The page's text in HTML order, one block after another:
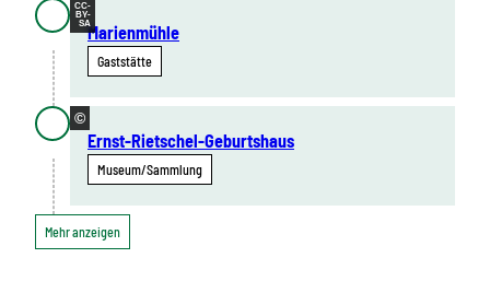
CC-
BY-
SAMarienmühle
Gaststätte
©
Ernst-Rietschel-Geburtshaus
Museum/Sammlung
Mehr anzeigen